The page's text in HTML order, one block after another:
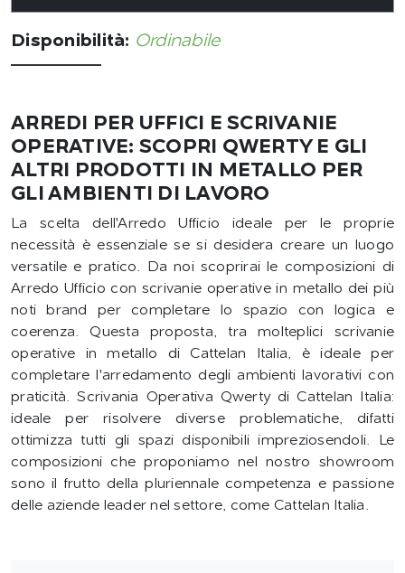
Disponibilità: Ordinabile
ARREDI PER UFFICI E SCRIVANIE
OPERATIVE: SCOPRI QWERTY E GLI
ALTRI PRODOTTI IN METALLO PER
GLI AMBIENTI DI LAVORO
La scelta dell'Arredo Ufficio ideale per le proprie
necessità è essenziale se si desidera creare un luogo
versatile e pratico. Da noi scoprirai le composizioni di
Arredo Ufficio con scrivanie operative in metallo dei più
noti brand per completare lo spazio con logica e
coerenza. Questa proposta, tra molteplici scrivanie
operative in metallo di Cattelan Italia, è ideale per
completare l'arredamento degli ambienti lavorativi con
praticità. Scrivania Operativa Qwerty di Cattelan Italia:
ideale per risolvere diverse problematiche, difatti
ottimizza tutti gli spazi disponibili impreziosendoli. Le
composizioni che proponiamo nel nostro showroom
sono il frutto della pluriennale competenza e passione
delle aziende leader nel settore, come Cattelan Italia.